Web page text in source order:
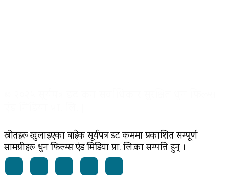
स्रोतहरू खुलाइएका बाहेक सूर्यपत्र डट कममा प्रकाशित सम्पूर्ण
सामग्रीहरू धुन फिल्म्स एंड मिडिया प्रा. लि.का सम्पत्ति हुन् ।